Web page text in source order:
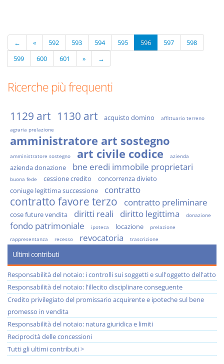
← « 592 593 594 595 596 597
598
599
600 601 » →
Ricerche più frequenti
1129 art 1130 art acquisto domino
affittuario terreno
agraria prelazione
amministratore art sostegno
amministratore sostegno art civile codice azienda
azienda donazione bne eredi immobile proprietari
buona fede cessione credito
concorrenza divieto
coniuge legittima successione
contratto
contratto favore terzo contratto preliminare
cose future vendita diritti reali diritto legittima donazione
fondo patrimoniale ipoteca locazione
prelazione
rappresentanza
recesso revocatoria trascrizione
Ultimi contributi
Responsabilità del notaio: i controlli sui soggetti e sull'oggetto dell'atto
Responsabilità del notaio: l'illecito disciplinare conseguente
Credito privilegiato del promissario acquirente e ipoteche sul bene
promesso in vendita
Responsabilità del notaio: natura giuridica e limiti
Reciprocità delle concessioni
Tutti gli ultimi contributi >